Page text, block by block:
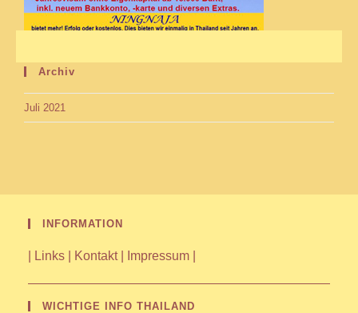
Archiv
Juli 2021
INFORMATION
Links Kontakt| Impressum
WICHTIGE INFO THAILAND